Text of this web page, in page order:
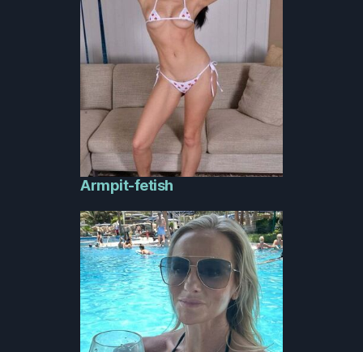
Armpit-fetish